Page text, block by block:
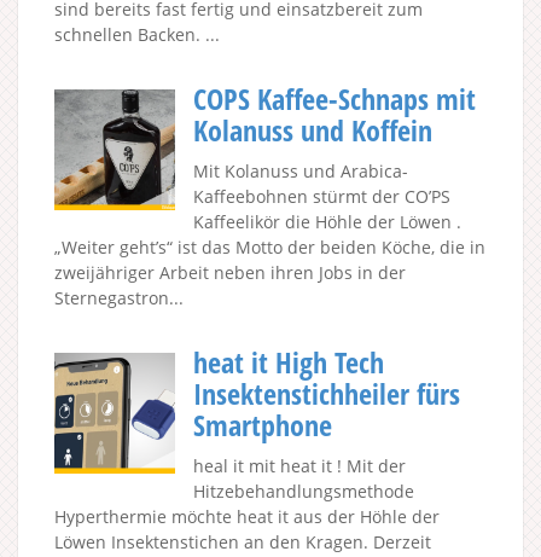
sind bereits fast fertig und einsatzbereit zum
schnellen Backen. ...
COPS Kaffee-Schnaps mit
Kolanuss und Koffein
Mit Kolanuss und Arabica-
Kaffeebohnen stürmt der CO’PS
Kaffeelikör die Höhle der Löwen .
„Weiter geht’s“ ist das Motto der beiden Köche, die in
zweijähriger Arbeit neben ihren Jobs in der
Sternegastron...
heat it High Tech
Insektenstichheiler fürs
Smartphone
heal it mit heat it ! Mit der
Hitzebehandlungsmethode
Hyperthermie möchte heat it aus der Höhle der
Löwen Insektenstichen an den Kragen. Derzeit